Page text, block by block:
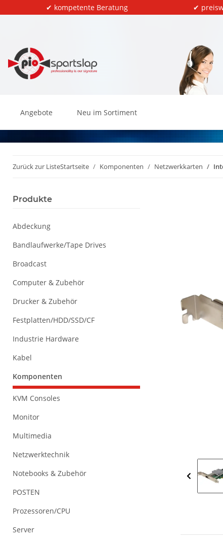
✔ kompetente Beratung ✔
Angebote Neu im Sortiment
Zurück zur ListeStartseite Komponenten Netzwerkkarten
Produkte
Abdeckung
Bandlaufwerke/Tape Drives
Broadcast
Computer & Zubehör
Drucker & Zubehör
Festplatten/HDD/SSD/CF
Industrie Hardware
Kabel
Komponenten
KVM Consoles
Monitor
Multimedia
Netzwerktechnik
Notebooks & Zubehör
POSTEN
Prozessoren/CPU
Server